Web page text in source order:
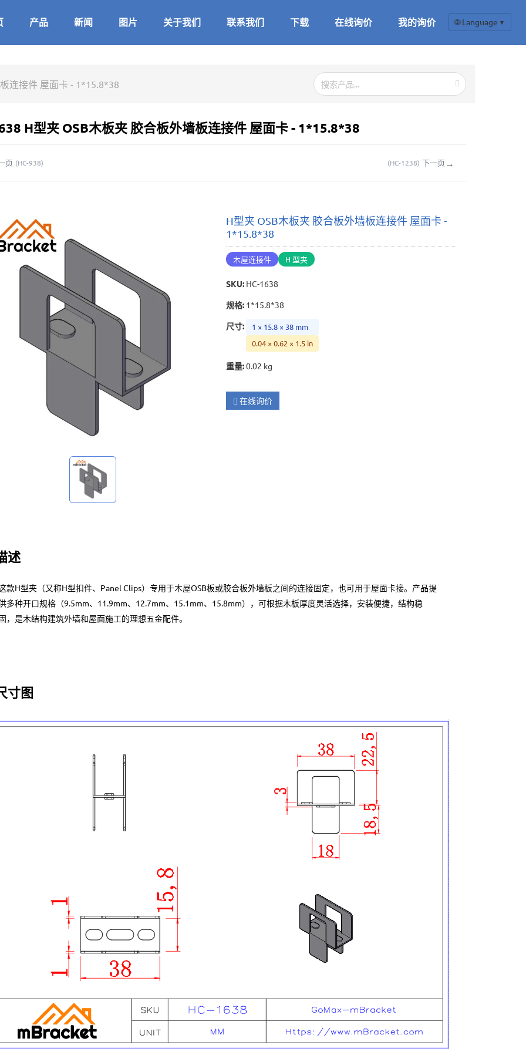
产品 新闻 图片 关于我们 联系我们 下载 在线询价 我的询价 🌐 Language ▼
连接件 屋面卡 - 1*15.8*38
H型夹 OSB木板夹 胶合板外墙板连接件 屋面卡 - 1*15.8*38
页 (HC-938) (HC-1238) 下一页 →
H型夹 OSB木板夹 胶合板外墙板连接件 屋面卡 -
1*15.8*38
木屋连接件 H 型夹
SKU: HC-1638
规格: 1*15.8*38
尺寸:
1 × 15.8 × 38 mm
0.04 × 0.62 × 1.5 in
重量:0.02 kg
在线询价
述
款H型夹（又称H型扣件、Panel Clips）专用于木屋OSB板或胶合板外墙板之间的连接固定，也可用于屋面卡接。产品提
多种开口规格（9.5mm、11.9mm、12.7mm、15.1mm、15.8mm），可根据木板厚度灵活选择，安装便捷，结构稳
，是木结构建筑外墙和屋面施工的理想五金配件。
寸图